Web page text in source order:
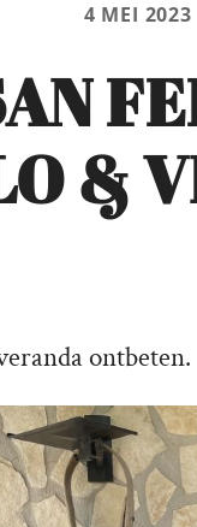
4 MEI 2023
&
ontbeten.